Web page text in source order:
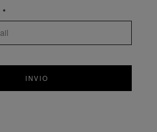
INVIO